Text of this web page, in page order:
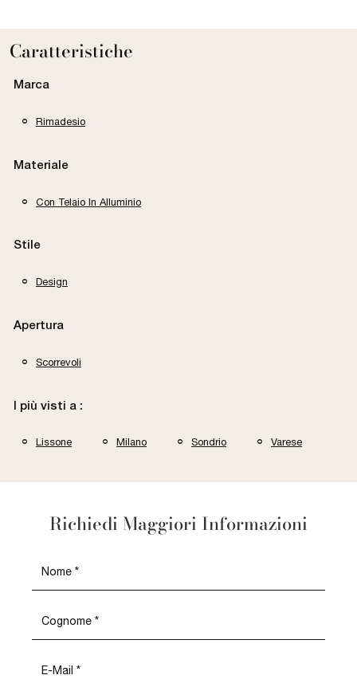
Caratteristiche
Marca
Rimadesio
Materiale
Con Telaio In Alluminio
Stile
Design
Apertura
Scorrevoli
I più visti a :
Lissone Milano Sondrio Varese
Richiedi Maggiori Informazioni